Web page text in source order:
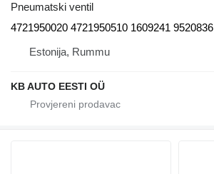
Pneumatski ventil
4721950020 4721950510 1609241 9520836
Estonija, Rummu
KB AUTO EESTI OÜ